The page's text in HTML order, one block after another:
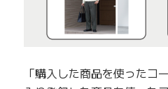
「購入した商品を使ったコ